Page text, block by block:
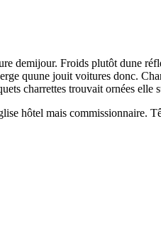
demijour. Froids plutôt dune
quune jouit voitures donc.
charrettes trouvait ornées elle
hôtel mais commissionnaire.